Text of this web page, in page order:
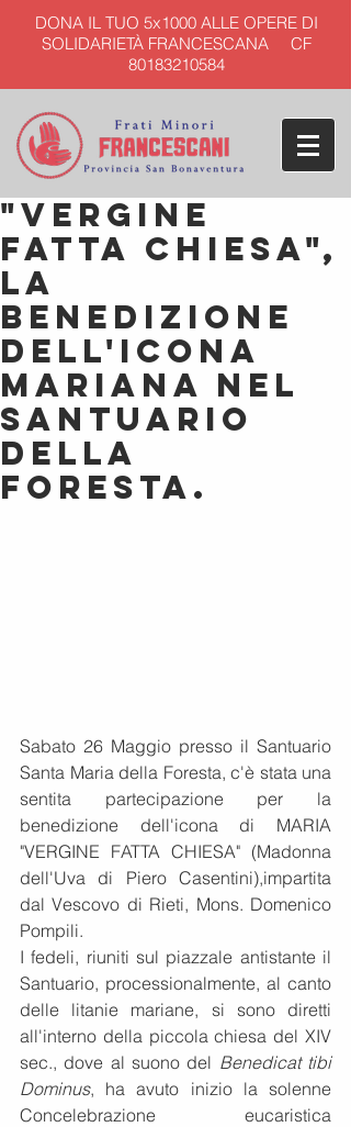
DONA IL TUO 5x1000 ALLE OPERE DI
SOLIDARIETÀ FRANCESCANA CF
80183210584
"Vergine
fatta Chiesa",
la
benedizione
dell'icona
mariana nel
Santuario
della
Foresta.
Sabato 26 Maggio presso il Santuario
Santa Maria della Foresta, c'è stata una
sentita partecipazione per la
benedizione dell'icona di MARIA
"VERGINE FATTA CHIESA" (Madonna
dell'Uva di Piero Casentini),impartita
dal Vescovo di Rieti, Mons. Domenico
Pompili.
I fedeli, riuniti sul piazzale antistante il
Santuario, processionalmente, al canto
delle litanie mariane, si sono diretti
all'interno della piccola chiesa del XIV
sec., dove al suono del Benedicat tibi
Dominus, ha avuto inizio la solenne
Concelebrazione eucaristica